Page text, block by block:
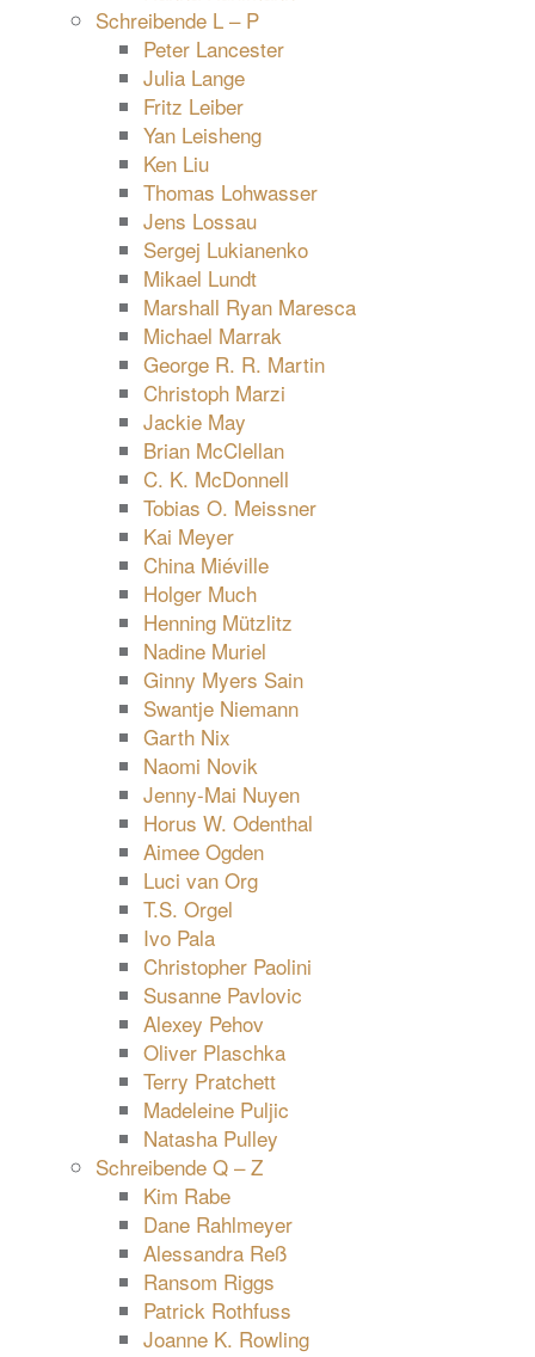
Schreibende L – P
Peter Lancester
Julia Lange
Fritz Leiber
Yan Leisheng
Ken Liu
Thomas Lohwasser
Jens Lossau
Sergej Lukianenko
Mikael Lundt
Marshall Ryan Maresca
Michael Marrak
George R. R. Martin
Christoph Marzi
Jackie May
Brian McClellan
C. K. McDonnell
Tobias O. Meissner
Kai Meyer
China Miéville
Holger Much
Henning Mützlitz
Nadine Muriel
Ginny Myers Sain
Swantje Niemann
Garth Nix
Naomi Novik
Jenny-Mai Nuyen
Horus W. Odenthal
Aimee Ogden
Luci van Org
T.S. Orgel
Ivo Pala
Christopher Paolini
Susanne Pavlovic
Alexey Pehov
Oliver Plaschka
Terry Pratchett
Madeleine Puljic
Natasha Pulley
Schreibende Q – Z
Kim Rabe
Dane Rahlmeyer
Alessandra Reß
Ransom Riggs
Patrick Rothfuss
Joanne K. Rowling